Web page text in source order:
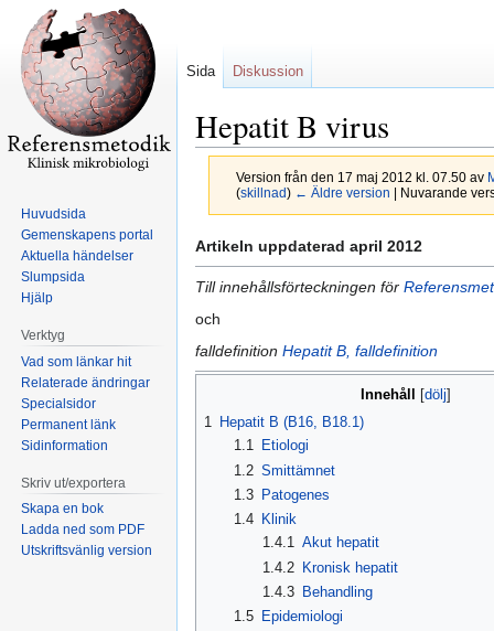
Hepatit B virus
Version från den 17 maj 2012 kl. 07.50 av
(skillnad) ← Äldre version | Nuvarande
Hoppa
till
navigering
Hoppa
till
sök
Artikeln uppdaterad april 2012
Till innehållsförteckningen för
och
falldefinition Hepatit B, falldefinition
Innehåll
1 Hepatit B (B16, B18.1)
1.1
Etiologi
1.2 Smittämnet
1.3
Patogenes
1.4
Klinik
1.4.1 Akut hepatit
1.4.2 Kronisk hepatit
1.4.3 Behandling
1.5
Epidemiologi
Sida Diskussion
Huvudsida
Gemenskapens portal
Aktuella händelser
Slumpsida
Hjälp
Verktyg
Vad som länkar hit
Relaterade ändringar
Specialsidor
Permanent länk
Sidinformation
Skriv ut/exportera
Skapa en bok
Ladda ned som PDF
Utskriftsvänlig version